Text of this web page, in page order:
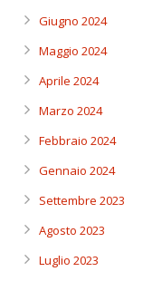
Giugno 2024
Maggio 2024
Aprile 2024
Marzo 2024
Febbraio 2024
Gennaio 2024
Settembre 2023
Agosto 2023
Luglio 2023